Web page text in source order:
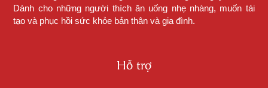
Dành cho những người thích ăn uống nhẹ nhàng, muốn tái
tạo và phục hồi sức khỏe bản thân và gia đình.
Hỗ trợ